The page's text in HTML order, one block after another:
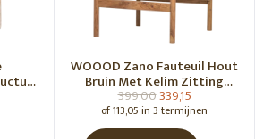
WOOOD Zano Fauteuil Hout
Bruin Met Kelim Zitting
Naturel
399,00339,15
of 113,05 in 3 termijnen